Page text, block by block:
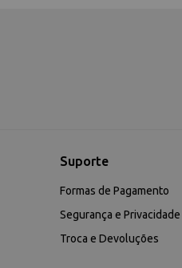
Suporte
Formas de Pagamento
Segurança e Privacidade
Troca e Devoluções